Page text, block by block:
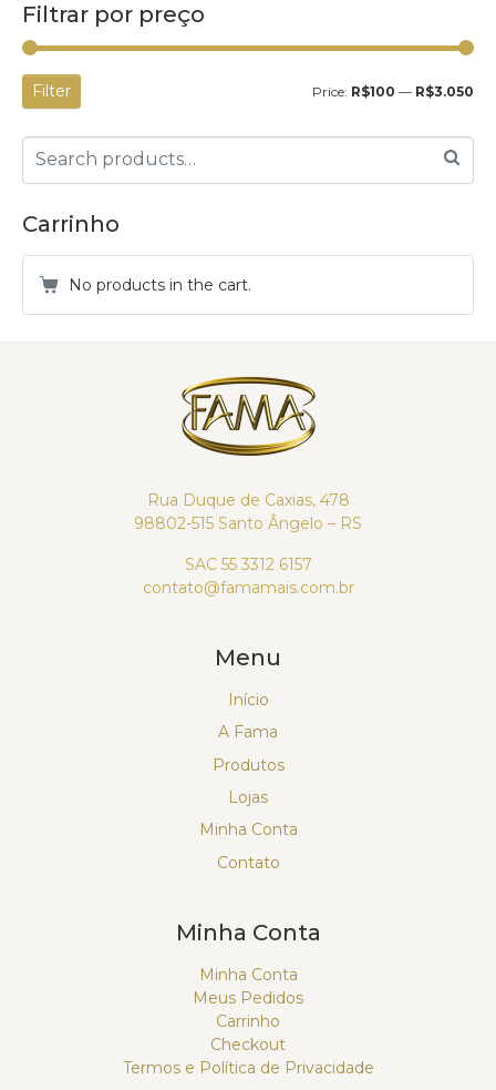
Filtrar por preço
Filter Price: R$100 — R$3.050
Carrinho
No products in the cart.
Rua Duque de Caxias, 478
98802-515 Santo Ângelo – RS
SAC 55 3312 6157
contato@famamais.com.br
Menu
Início
A Fama
Produtos
Lojas
Minha Conta
Contato
Minha Conta
Minha Conta
Meus Pedidos
Carrinho
Checkout
Termos e Política de Privacidade